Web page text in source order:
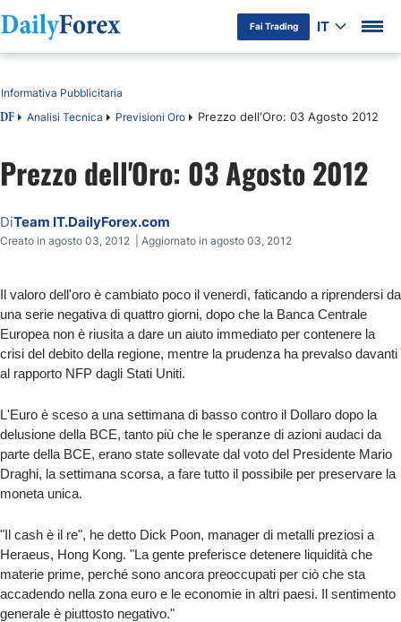
Fai Trading IT
Indice
DF Analisi Tecnica Previsioni Oro Prezzo dell'Oro: 03 Agosto 2012
Informativa Pubblicitaria
Prezzo dell'Oro: 03 Agosto 2012
DiTeam IT.DailyForex.com
Creato in agosto 03, 2012 | Aggiornato in agosto 03, 2012
Il valoro dell'oro è cambiato poco il venerdì, faticando a riprendersi da
una serie negativa di quattro giorni, dopo che la Banca Centrale
Europea non è riusita a dare un aiuto immediato per contenere la
crisi del debito della regione, mentre la prudenza ha prevalso davanti
al rapporto NFP dagli Stati Uniti.
L'Euro è sceso a una settimana di basso contro il Dollaro dopo la
delusione della BCE, tanto più che le speranze di azioni audaci da
parte della BCE, erano state sollevate dal voto del Presidente Mario
Draghi, la settimana scorsa, a fare tutto il possibile per preservare la
moneta unica.
"Il cash è il re", he detto Dick Poon, manager di metalli preziosi a
Heraeus, Hong Kong. "La gente preferisce detenere liquidità che
materie prime, perché sono ancora preoccupati per ciò che sta
accadendo nella zona euro e le economie in altri paesi. Il sentimento
generale è piuttosto negativo."